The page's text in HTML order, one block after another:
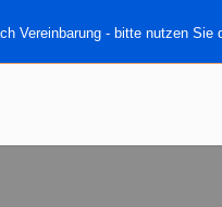
Vereinbarung - bitte nutzen Sie